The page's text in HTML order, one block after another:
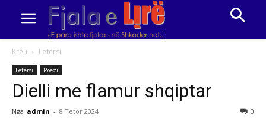
Kreu Letërsi
Letërsi Poezi
Dielli me flamur shqiptar
Nga admin - 8 Tetor 2024 0